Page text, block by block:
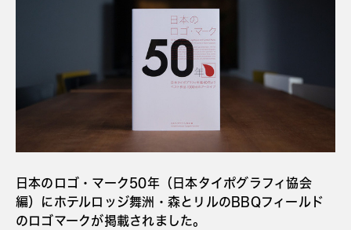
日本のロゴ・マーク50年（日本タイポグラフィ協会
編）にホテルロッジ舞洲・森とリルのBBQフィールド
のロゴマークが掲載されました。